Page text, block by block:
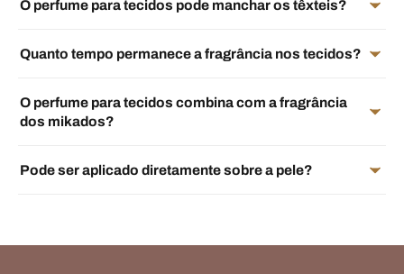
O perfume para tecidos pode manchar os têxteis?
Quanto tempo permanece a fragrância nos tecidos?
O perfume para tecidos combina com a fragrância
dos mikados?
Pode ser aplicado diretamente sobre a pele?